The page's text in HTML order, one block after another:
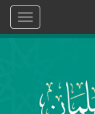
Toggle